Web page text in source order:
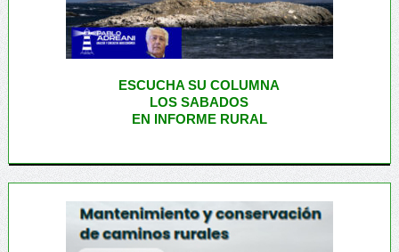
ESCUCHA SU COLUMNA
LOS SABADOS
EN INFORME RURAL